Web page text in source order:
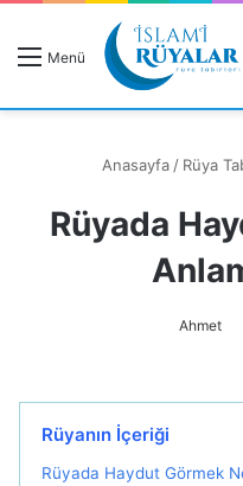
Menü
Anasayfa / Rüya
Rüyada
Ahmet
Rüyanın İçeriği
Rüyada Haydut Görmek
Rüyanızı